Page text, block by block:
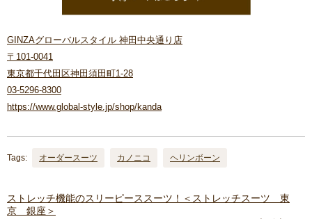
GINZAグローバルスタイル 神田中央通り店
〒101-0041
東京都千代田区神田須田町1-28
03-5296-8300
https://www.global-style.jp/shop/kanda
Tags: オーダースーツ カノニコ ヘリンボーン
ストレッチ機能のスリーピーススーツ！＜ストレッチスーツ 東
京 銀座＞